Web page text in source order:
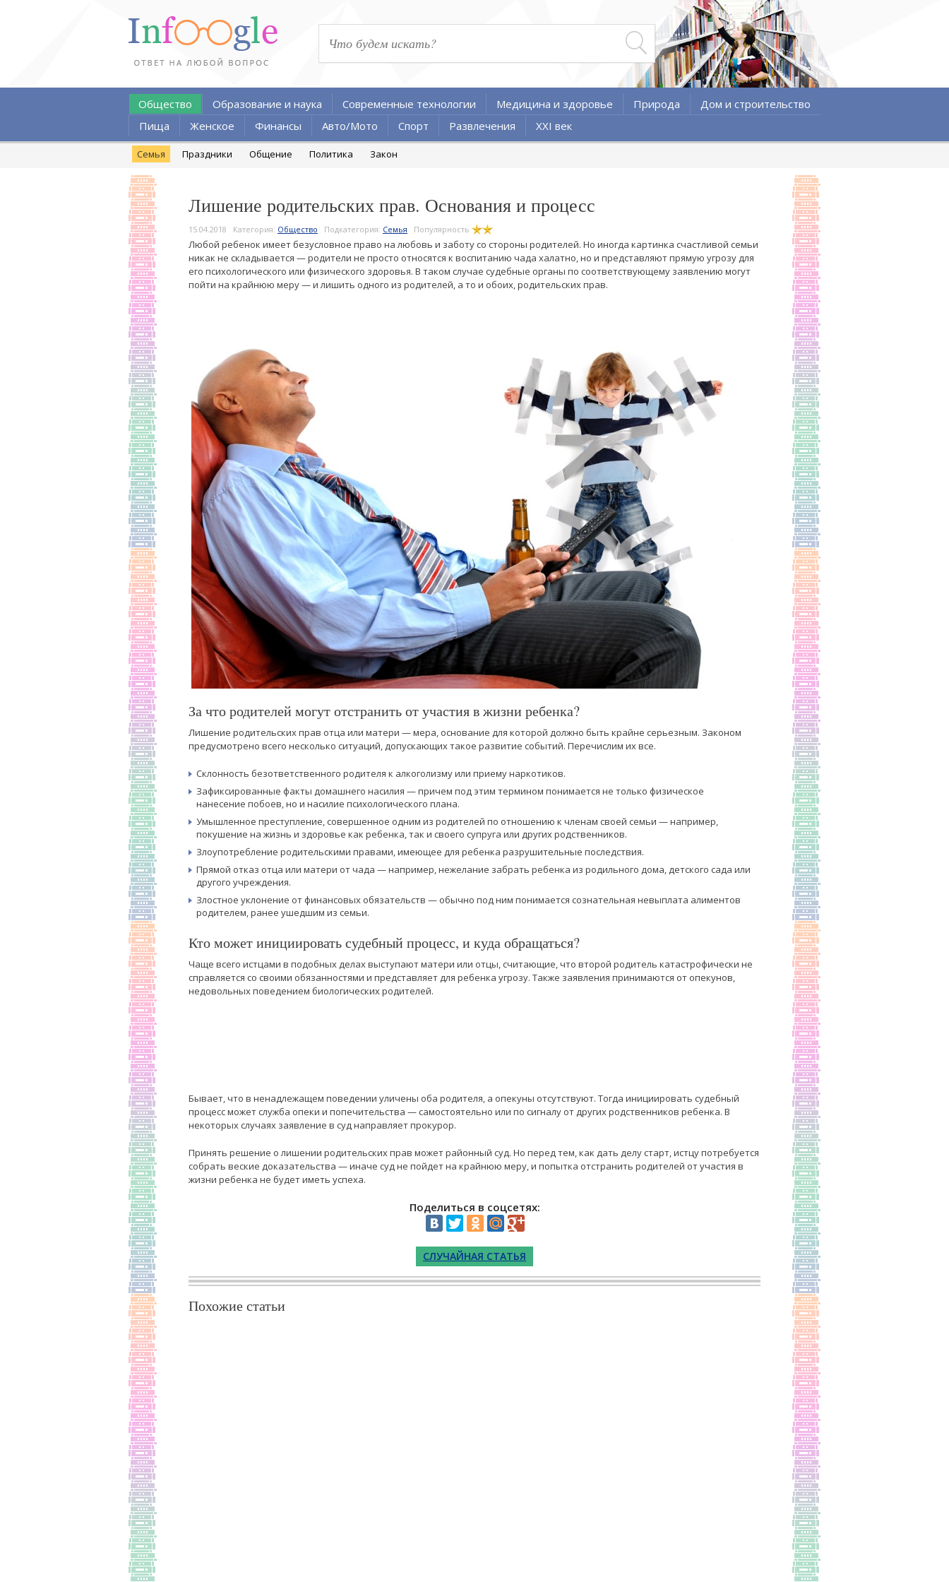
Общество Образование и наука Современные технологии Медицина и здоровье Природа
Дом и строительство
Пища
Женское Финансы Авто/Мото Спорт Развлечения XXI век
Семья Праздники Общение Политика Закон
Лишение родительских прав. Основания и процесс
15.04.2018 Категория: Общество Подкатегория: Семья Популярность
Любой ребенок имеет безусловное право на любовь и заботу со стороны родителей. Но иногда картинка счастливой семьи
никак не складывается — родители не просто относятся к воспитанию чада халатно, но и представляют прямую угрозу для
его психологического или физического здоровья. В таком случае судебные органы по соответствующему заявлению могут
пойти на крайнюю меру — и лишить одного из родителей, а то и обоих, родительских прав.
За что родителей могут отстранить от участия в жизни ребенка?
Лишение родительских прав отца или матери — мера, основание для которой должно быть крайне серьезным. Законом
предусмотрено всего несколько ситуаций, допускающих такое развитие событий. Перечислим их все.
Склонность безответственного родителя к алкоголизму или приему наркотиков.
Зафиксированные факты домашнего насилия — причем под этим термином понимается не только физическое
нанесение побоев, но и насилие психологического плана.
Умышленное преступление, совершенное одним из родителей по отношению к членам своей семьи — например,
покушение на жизнь и здоровье как ребенка, так и своего супруга или других родственников.
Злоупотребление родительскими правами, имеющее для ребенка разрушительные последствия.
Прямой отказ отца или матери от чада — например, нежелание забрать ребенка из родильного дома, детского сада или
другого учреждения.
Злостное уклонение от финансовых обязательств — обычно под ним понимается сознательная невыплата алиментов
родителем, ранее ушедшим из семьи.
Кто может инициировать судебный процесс, и куда обращаться?
Чаще всего истцами в подобных делах выступают матери или отцы, считающие, что второй родитель катастрофически не
справляется со своими обязанностями и представляет для ребенка угрозу. Также заявления принимаются от опекунов,
недовольных поведением биологических родителей.
Бывает, что в ненадлежащем поведении уличены оба родителя, а опекуны отсутствуют. Тогда инициировать судебный
процесс может служба опеки и попечительства — самостоятельно или по сигналу от других родственников ребенка. В
некоторых случаях заявление в суд направляет прокурор.
Принять решение о лишении родительских прав может районный суд. Но перед тем, как дать делу старт, истцу потребуется
собрать веские доказательства — иначе суд не пойдет на крайнюю меру, и попытка отстранить родителей от участия в
жизни ребенка не будет иметь успеха.
Поделиться в соцсетях:
СЛУЧАЙНАЯ СТАТЬЯ
Похожие статьи